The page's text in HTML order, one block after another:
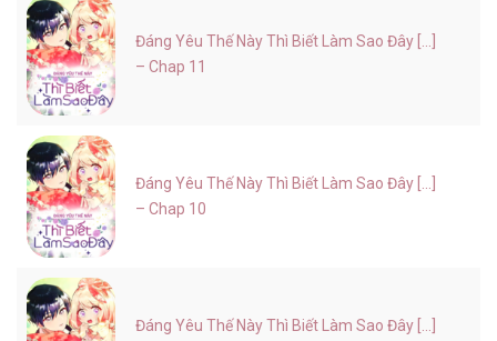
Đáng Yêu Thế Này Thì Biết Làm Sao Đây [...]
– Chap 11
Đáng Yêu Thế Này Thì Biết Làm Sao Đây [...]
– Chap 10
Đáng Yêu Thế Này Thì Biết Làm Sao Đây [...]